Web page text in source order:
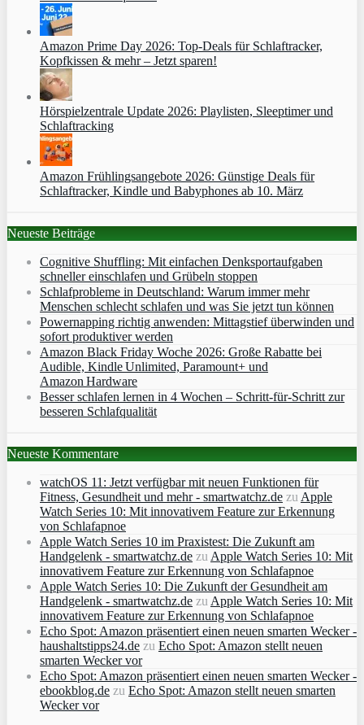
Amazon Prime Day 2026: Top-Deals für Schlaftracker,
Kopfkissen & mehr – Jetzt sparen!
Hörspielzentrale Update 2026: Playlisten, Sleeptimer und
Schlaftracking
Amazon Frühlingsangebote 2026: Günstige Deals für
Schlaftracker, Kindle und Babyphones ab 10. März
Neueste Beiträge
Cognitive Shuffling: Mit einfachen Denksportaufgaben
schneller einschlafen und Grübeln stoppen
Schlafprobleme in Deutschland: Warum immer mehr
Menschen schlecht schlafen und was Sie jetzt tun können
Powernapping richtig anwenden: Mittagstief überwinden und
sofort produktiver werden
Amazon Black Friday Woche 2026: Große Rabatte bei
Audible, Kindle Unlimited, Paramount+ und
Amazon Hardware
Besser schlafen lernen in 4 Wochen – Schritt‑für‑Schritt zur
besseren Schlafqualität
Neueste Kommentare
watchOS 11: Jetzt verfügbar mit neuen Funktionen für
Fitness, Gesundheit und mehr - smartwatchz.de zu Apple
Watch Series 10: Mit innovativem Feature zur Erkennung
von Schlafapnoe
Apple Watch Series 10 im Praxistest: Die Zukunft am
Handgelenk - smartwatchz.de zu Apple Watch Series 10: Mit
innovativem Feature zur Erkennung von Schlafapnoe
Apple Watch Series 10: Die Zukunft der Gesundheit am
Handgelenk - smartwatchz.de zu Apple Watch Series 10: Mit
innovativem Feature zur Erkennung von Schlafapnoe
Echo Spot: Amazon präsentiert einen neuen smarten Wecker -
haushaltstipps24.de zu Echo Spot: Amazon stellt neuen
smarten Wecker vor
Echo Spot: Amazon präsentiert einen neuen smarten Wecker -
ebookblog.de zu Echo Spot: Amazon stellt neuen smarten
Wecker vor